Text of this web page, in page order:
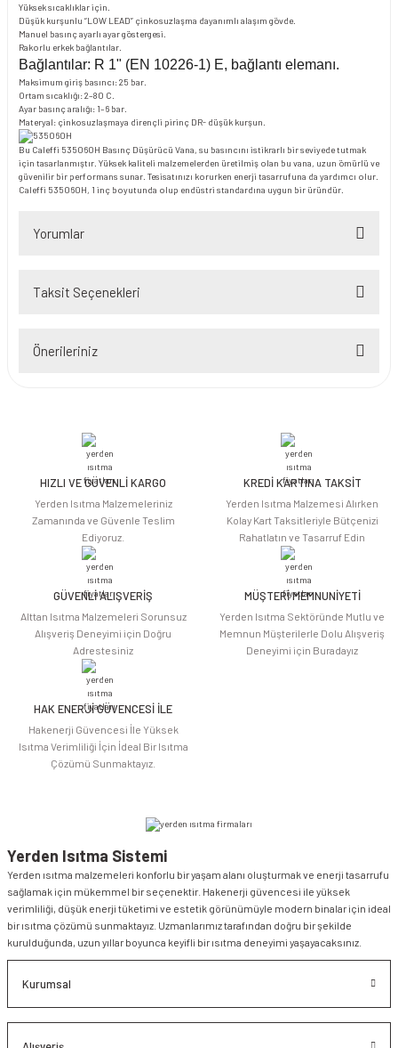
Yüksek sıcaklıklar için.
Düşük kurşunlu “LOW LEAD” çinkosuzlaşma dayanımlı alaşım gövde.
Manuel basınç ayarlı ayar göstergesi.
Rakorlu erkek bağlantılar.
Bağlantılar: R 1" (EN 10226-1) E, bağlantı elemanı.
Maksimum giriş basıncı: 25 bar.
Ortam sıcaklığı: 2–80 C.
Ayar basınç aralığı: 1–6 bar.
Materyal: çinkosuzlaşmaya dirençli pirinç DR- düşük kurşun.
Bu Caleffi 535060H Basınç Düşürücü Vana, su basıncını istikrarlı bir seviyede tutmak
için tasarlanmıştır. Yüksek kaliteli malzemelerden üretilmiş olan bu vana, uzun ömürlü ve
güvenilir bir performans sunar. Tesisatınızı korurken enerji tasarrufuna da yardımcı olur.
Caleffi 535060H, 1 inç boyutunda olup endüstri standardına uygun bir üründür.
Yorumlar
Taksit Seçenekleri
Önerileriniz
iletebilirsiniz.
Görüş ve önerileriniz için teşekkür ederiz.
Ürün açıklamasında eksik bilgiler bulunuyor.
Ürün bilgilerinde hatalar bulunuyor.
Ürün fiyatı diğer sitelerden daha pahalı.
Bu ürüne benzer farklı alternatifler olmalı.
HIZLI VE GÜVENLİ KARGO
Yerden Isıtma Malzemeleriniz
Zamanında ve Güvenle Teslim
Ediyoruz.
KREDİ KARTINA TAKSİT
Yerden Isıtma Malzemesi Alırken
Kolay Kart Taksitleriyle Bütçenizi
Rahatlatın ve Tasarruf Edin
GÜVENLİ ALIŞVERİŞ
Alttan Isıtma Malzemeleri Sorunsuz
Alışveriş Deneyimi için Doğru
Adrestesiniz
MÜŞTERİ MEMNUNİYETİ
Yerden Isıtma Sektöründe Mutlu ve
Memnun Müşterilerle Dolu Alışveriş
Deneyimi için Buradayız
HAK ENERJİ GÜVENCESİ İLE
Hakenerji Güvencesi İle Yüksek
Isıtma Verimliliği İçin İdeal Bir Isıtma
Çözümü Sunmaktayız.
Yerden Isıtma Sistemi
Yerden ısıtma malzemeleri konforlu bir yaşam alanı oluşturmak ve enerji tasarrufu
sağlamak için mükemmel bir seçenektir. Hakenerji güvencesi ile yüksek
verimliliği, düşük enerji tüketimi ve estetik görünümüyle modern binalar için ideal
bir ısıtma çözümü sunmaktayız. Uzmanlarımız tarafından doğru bir şekilde
kurulduğunda, uzun yıllar boyunca keyifli bir ısıtma deneyimi yaşayacaksınız.
Kurumsal